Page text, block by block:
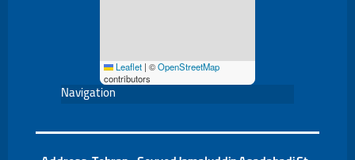
Leaflet | ©OpenStreetMap
contributors
Navigation